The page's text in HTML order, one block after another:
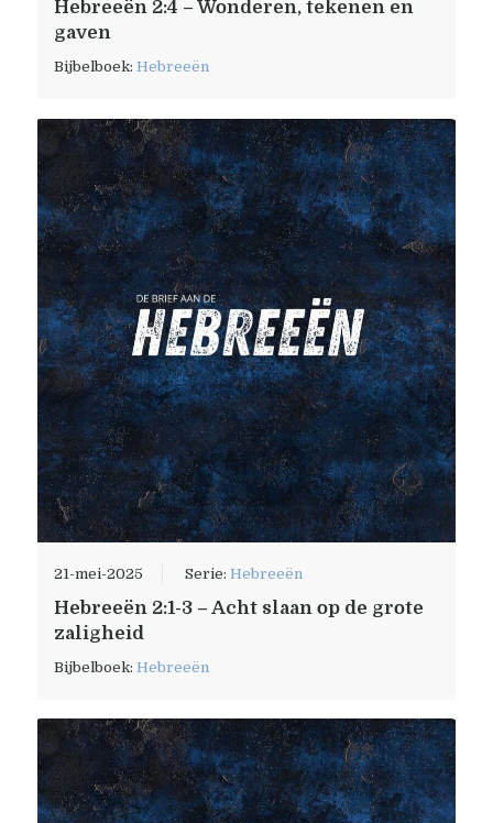
Hebreeën 2:4 – Wonderen, tekenen en
gaven
Bijbelboek:Hebreeën
21-mei-2025 Serie:Hebreeën
Hebreeën 2:1-3 – Acht slaan op de grote
zaligheid
Bijbelboek:Hebreeën